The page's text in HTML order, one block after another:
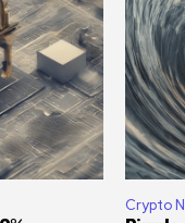
Crypto